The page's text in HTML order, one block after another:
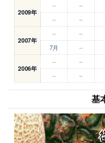
2009年
– –
–
–
2007年
– –
7月
–
2006年
– –
–
–
基